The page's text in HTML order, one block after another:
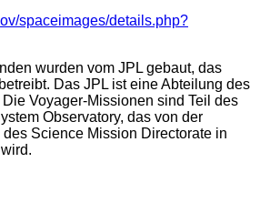
spaceimages/details.php?
wurden vom JPL gebaut, das
Das JPL ist eine Abteilung des
Voyager-Missionen sind Teil des
Observatory, das von der
Science Mission Directorate in